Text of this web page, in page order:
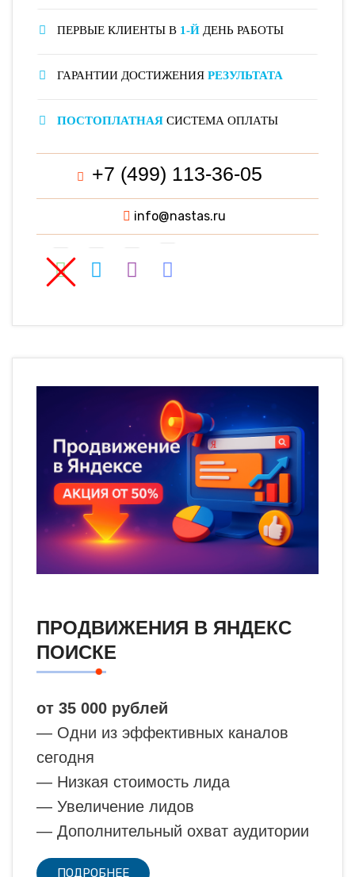
ПЕРВЫЕ КЛИЕНТЫ В 1-Й ДЕНЬ РАБОТЫ
ГАРАНТИИ ДОСТИЖЕНИЯ РЕЗУЛЬТАТА
ПОСТОПЛАТНАЯ СИСТЕМА ОПЛАТЫ
+7 (499) 113-36-05
info@nastas.ru
ПРОДВИЖЕНИЯ В ЯНДЕКС
ПОИСКЕ
от 35 000 рублей
— Одни из эффективных каналов
сегодня
— Низкая стоимость лида
— Увеличение лидов
— Дополнительный охват аудитории
ПОДРОБНЕЕ